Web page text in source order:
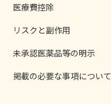
医療費控除
リスクと副作用
未承認医薬品等の明示
掲載の必要な事項について